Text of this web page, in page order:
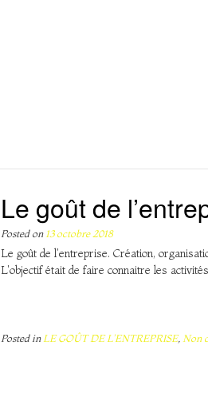
Le goût de
Posted on 13 octobre 2018
Le goût de l'entreprise. Création,
L'objectif était de faire connaitre les
Posted in LE GOÛT DE L'ENTREPRISE, Non